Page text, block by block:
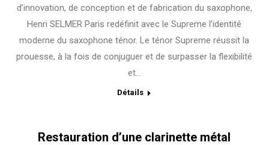
d’innovation, de conception et de fabrication du saxophone,
Henri SELMER Paris redéfinit avec le Supreme l’identité
moderne du saxophone ténor. Le ténor Supreme réussit la
prouesse, à la fois de conjuguer et de surpasser la flexibilité
et…
Détails
Restauration d’une clarinette métal